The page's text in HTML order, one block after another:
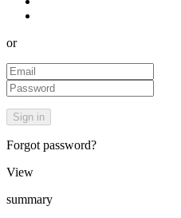
or
Forgot password?
View
summary